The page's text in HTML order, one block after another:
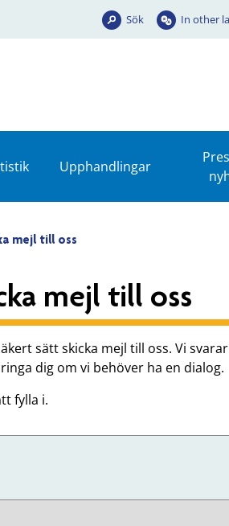
Sök In other
Upphandlingar
mejl till oss
mejl till oss
sätt skicka mejl till oss. Vi
dig om vi behöver ha en dialog.
fylla i.